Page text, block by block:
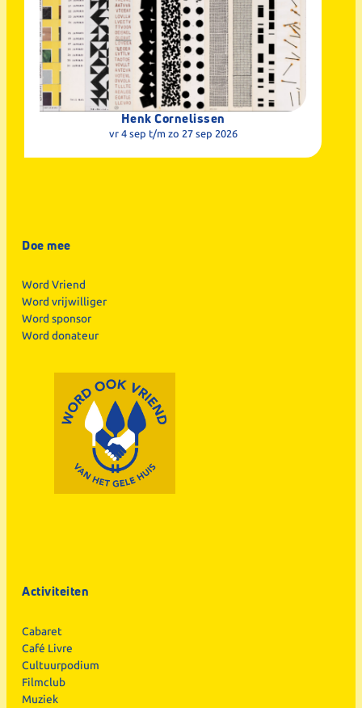
Henk Cornelissen
vr 4 sep t/m zo 27 sep 2026
Doe mee
Word Vriend
Word vrijwilliger
Word sponsor
Word donateur
Activiteiten
Cabaret
Café Livre
Cultuurpodium
Filmclub
Muziek